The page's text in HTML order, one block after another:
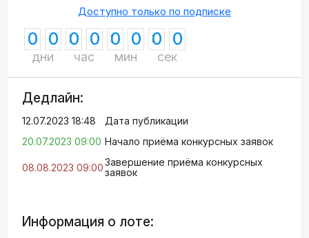
Доступно только по подписке
0 0
дни
0 0
час
0 0
мин
0 0
сек
Дедлайн:
12.07.2023 18:48
Дата публикации
20.07.2023 09:00 Начало приёма конкурсных заявок
08.08.2023 09:00Завершение приёма конкурсных
заявок
Информация о лоте: